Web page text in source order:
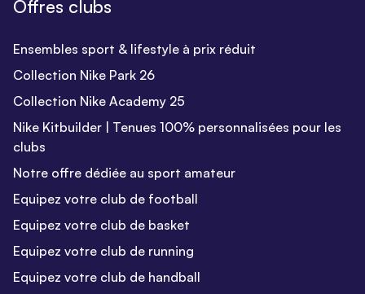
Offres clubs
Ensembles sport & lifestyle à prix réduit
Collection Nike Park 26
Collection Nike Academy 25
Nike Kitbuilder | Tenues 100% personnalisées pour les
clubs
Notre offre dédiée au sport amateur
Equipez votre club de football
Equipez votre club de basket
Equipez votre club de running
Equipez votre club de handball